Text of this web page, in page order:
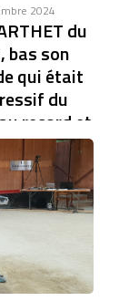
2024
du
bas son
qui était
du
record et
d'Europe
AVEC
de Saint Vulbas,